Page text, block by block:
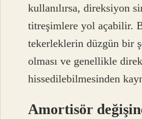
kullanılırsa, direksiyon
titreşimlere yol açabilir.
tekerleklerin düzgün bir
olması ve genellikle
hissedilebilmesinden
Amortisör